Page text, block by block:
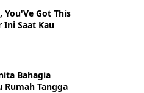
You'Ve Got This
Ini Saat Kau
Bahagia
Rumah Tangga